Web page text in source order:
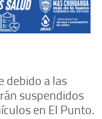
debido a las
suspendidos
en El Punto.